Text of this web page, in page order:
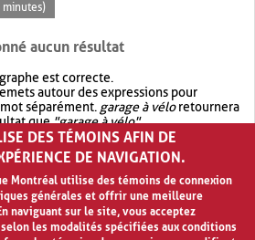
minutes)
aucun résultat
est correcte.
autour des expressions pour
séparément. garage à véloretournera
que"garage à vélo".
recherche avec OR.garage OR vélo
de résultat quegarage à vélo
DES TÉMOINS AFIN DE
DE NAVIGATION.
Montréal utilise des témoins de connexion
générales et offrir une meilleure
naviguant sur le site, vous acceptez
les modalités spécifiées aux conditions